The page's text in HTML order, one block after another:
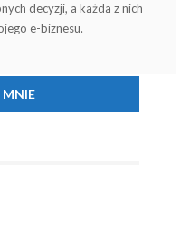
decyzji, a każda z nich
e-biznesu.
MNIE